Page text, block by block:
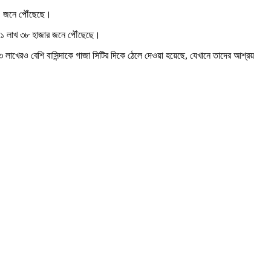
জনে পৌঁছেছে।
১ লাখ ৩৮ হাজার জনে পৌঁছেছে।
বেশি বাসিন্দাকে গাজা সিটির দিকে ঠেলে দেওয়া হয়েছে, যেখানে তাদের আশ্রয়